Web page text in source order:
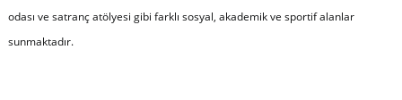
odası ve satranç atölyesi gibi farklı sosyal, akademik ve sportif alanlar
sunmaktadır.